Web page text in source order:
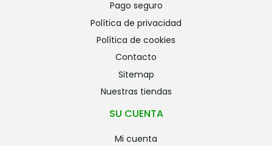
pago seguro
política de privacidad
política de cookies
contacto
sitemap
nuestras tiendas
SU CUENTA
mi cuenta